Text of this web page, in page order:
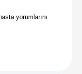
yorumlarını